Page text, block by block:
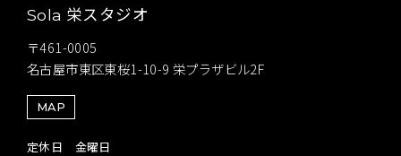
Sola 栄スタジオ
〒461-0005
名古屋市東区東桜1-10-9 栄プラザビル2F
MAP
定休日 金曜日